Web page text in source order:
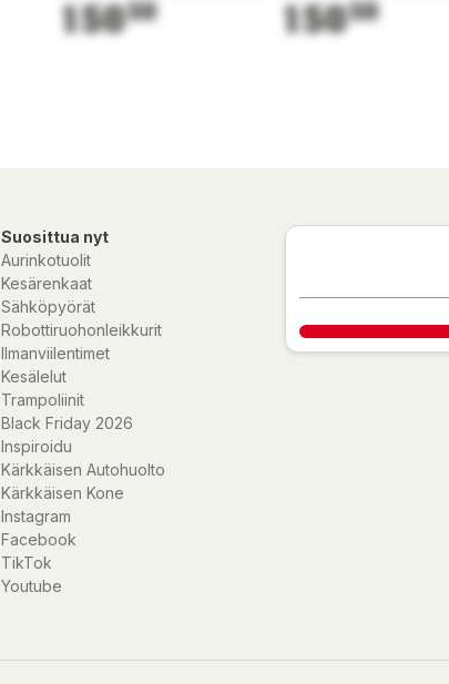
15050 15050
Suosittua nyt
Aurinkotuolit
Kesärenkaat
Sähköpyörät
Robottiruohonleikkurit
Ilmanviilentimet
Kesälelut
Trampoliinit
Black Friday 2026
Inspiroidu
Kärkkäisen Autohuolto
Kärkkäisen Kone
Instagram
Facebook
TikTok
Youtube